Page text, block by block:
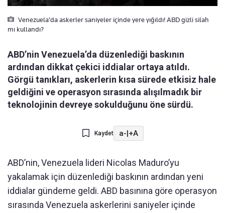
Venezuela'da askerler saniyeler içinde yere yığıldı! ABD gizli silah
mı kullandı?
ABD’nin Venezuela’da düzenlediği baskının
ardından dikkat çekici iddialar ortaya atıldı.
Görgü tanıkları, askerlerin kısa sürede etkisiz hale
geldiğini ve operasyon sırasında alışılmadık bir
teknolojinin devreye sokulduğunu öne sürdü.
Kaydet a-|+A
ABD’nin, Venezuela lideri Nicolas Maduro’yu
yakalamak için düzenlediği baskının ardından yeni
iddialar gündeme geldi. ABD basınına göre operasyon
sırasında Venezuela askerlerini saniyeler içinde